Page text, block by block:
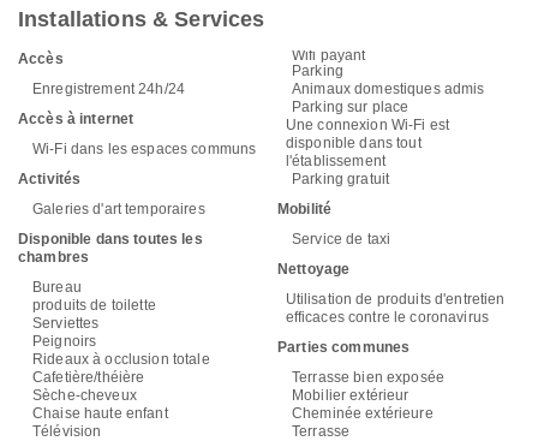
Installations & Services
Accès
Enregistrement 24h/24
Accès à internet
Wi-Fi dans les espaces communs
Activités
Galeries d'art temporaires
Disponible dans toutes les
chambres
Bureau
produits de toilette
Serviettes
Peignoirs
Rideaux à occlusion totale
Cafetière/théière
Sèche-cheveux
Chaise haute enfant
Télévision
Wifi payant
Parking
Animaux domestiques admis
Parking sur place
Une connexion Wi-Fi est
disponible dans tout
l'établissement
Parking gratuit
Mobilité
Service de taxi
Nettoyage
Utilisation de produits d'entretien
efficaces contre le coronavirus
Parties communes
Terrasse bien exposée
Mobilier extérieur
Cheminée extérieure
Terrasse